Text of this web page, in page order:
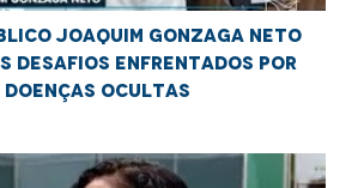
Joaquim Gonzaga Neto
desafios enfrentados por
doenças ocultas